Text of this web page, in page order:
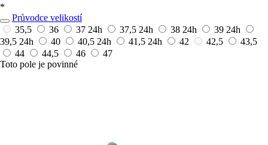
*
Průvodce velikostí
35,5
36 37 24h 37,5 24h 38 24h 39 24h
39,5 24h 40 40,5 24h 41,5 24h 42 42,5
43,5
44
44,5 46
47
Toto pole je povinné